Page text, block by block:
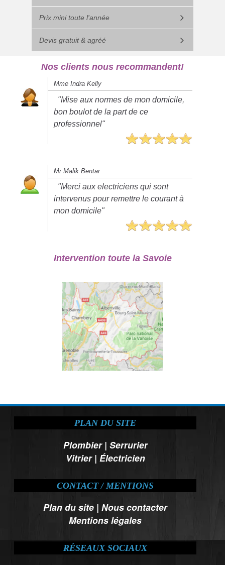
Prix mini toute l'année
Devis gratuit & agréé
Nos clients nous recommandent!
Mme Indra Kelly
"Mise aux normes de mon domicile,
bon boulot de la part de ce
professionnel"
Mr Malik Bentar
"Merci aux electriciens qui sont
intervenus pour remettre le courant à
mon domicile"
Intervention toute la Savoie
PLAN DU SITE
Plombier| Serrurier
Vitrier| Électricien
CONTACT / MENTIONS
Plan du site |Nous contacter
Mentions légales
RÉSEAUX SOCIAUX